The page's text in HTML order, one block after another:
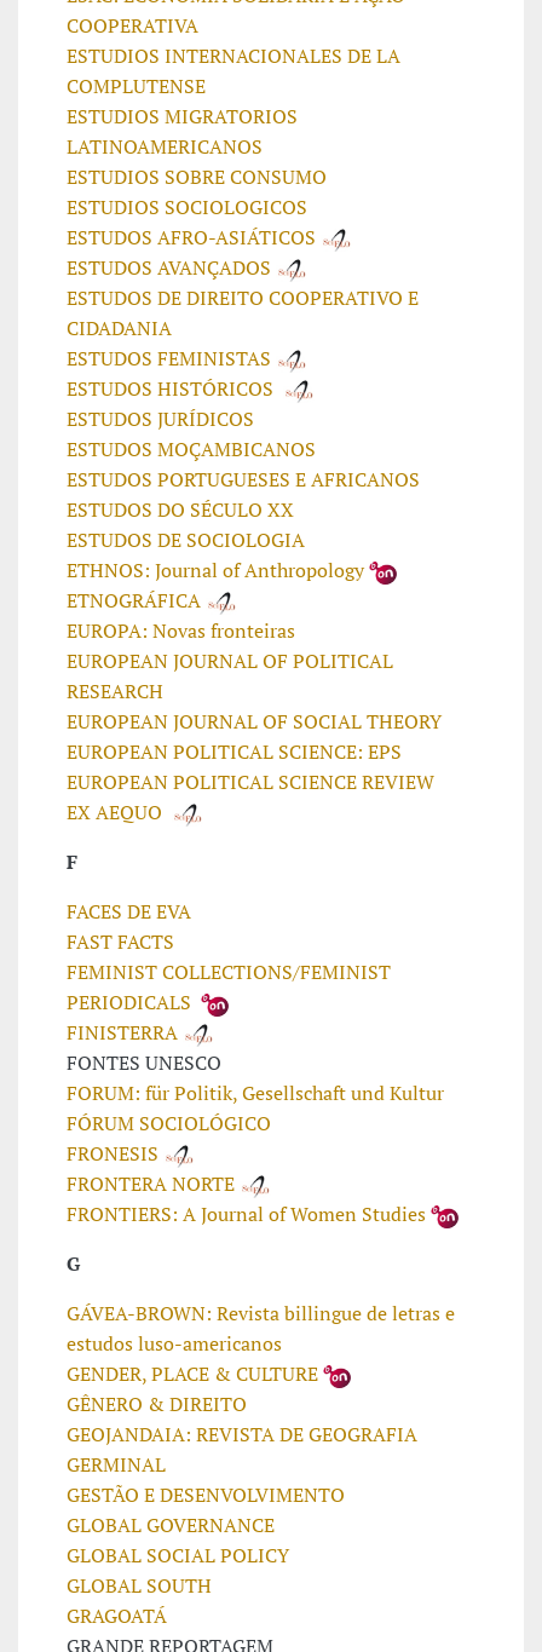
COOPERATIVA
ESTUDIOS INTERNACIONALES DE LA
COMPLUTENSE
ESTUDIOS MIGRATORIOS
LATINOAMERICANOS
ESTUDIOS SOBRE CONSUMO
ESTUDIOS SOCIOLOGICOS
ESTUDOS AFRO-ASIÁTICOS
ESTUDOS AVANÇADOS
ESTUDOS DE DIREITO COOPERATIVO E
CIDADANIA
ESTUDOS FEMINISTAS
ESTUDOS HISTÓRICOS
ESTUDOS JURÍDICOS
ESTUDOS MOÇAMBICANOS
ESTUDOS PORTUGUESES E AFRICANOS
ESTUDOS DO SÉCULO XX
ESTUDOS DE SOCIOLOGIA
ETHNOS: Journal of Anthropology
ETNOGRÁFICA
EUROPA: Novas fronteiras
EUROPEAN JOURNAL OF POLITICAL
RESEARCH
EUROPEAN JOURNAL OF SOCIAL THEORY
EUROPEAN POLITICAL SCIENCE: EPS
EUROPEAN POLITICAL SCIENCE REVIEW
EX AEQUO
F
FACES DE EVA
FAST FACTS
FEMINIST COLLECTIONS/FEMINIST
PERIODICALS
FINISTERRA
FONTES UNESCO
FORUM: für Politik, Gesellschaft und Kultur
FÓRUM SOCIOLÓGICO
FRONESIS
FRONTERA NORTE
FRONTIERS: A Journal of Women Studies
G
GÁVEA-BROWN: Revista billingue de letras e
estudos luso-americanos
GENDER, PLACE & CULTURE
GÊNERO & DIREITO
GEOJANDAIA: REVISTA DE GEOGRAFIA
GERMINAL
GESTÃO E DESENVOLVIMENTO
GLOBAL GOVERNANCE
GLOBAL SOCIAL POLICY
GLOBAL SOUTH
GRAGOATÁ
GRANDE REPORTAGEM